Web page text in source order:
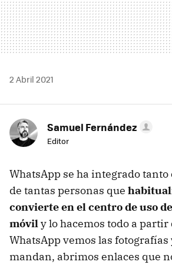
2 Abril 2021
Samuel Fernández
Editor
WhatsApp se ha integrado
de tantas personas que
convierte en el centro de uso
móvily lo hacemos todo a partir
WhatsApp vemos las fotografías
mandan, abrimos enlaces que